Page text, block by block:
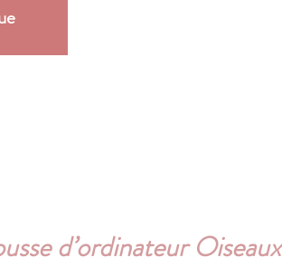
d’ordinateur Oiseaux